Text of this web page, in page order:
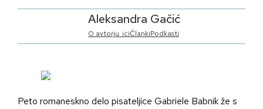
Aleksandra Gačić
O avtorju_iciČlankiPodkasti
Peto romaneskno delo pisateljice Gabriele Babnik že s